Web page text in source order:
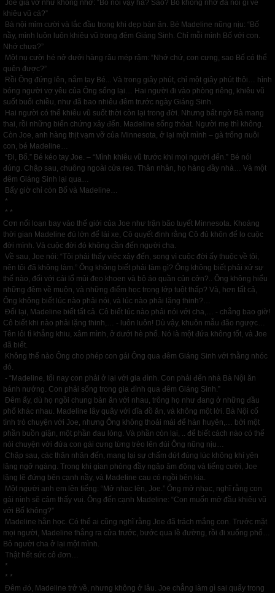
Joe giả vờ như không nhớ: “Bố nói vậy hả? Sao? Bố không nhớ đã nói gì về
khiêu vũ cả?”
Bà nội mỉm cười và lắc đầu trong khi dẹp bàn ăn. Bé Madeline nũng nịu: “Bố
nầy, mình luôn luôn khiêu vũ trong đêm Giáng Sinh. Chỉ mỗi mình Bố với con.
Nhớ chưa?”
Một nụ cười hé nở dưới hàng râu mép rậm: “Nhớ chứ, con cưng, sao Bố có thể
quên được?”
Rồi Ông đứng lên, nắm tay Bé... Và trong giây phút, chỉ một giây phút thôi… hình
bóng người vợ yêu của Ông sống lại… Hai người đi vào phòng riêng, khiêu vũ
suốt buổi chiều, như đã bao nhiêu đêm trước ngày Giáng Sinh.
Hai người có thể khiêu vũ suốt thời còn lại trong đời. Nhưng bất ngờ Bà mang
thai, rồi những biến chứng xảy đến. Madeline sống thóat. Người mẹ thì không.
Còn Joe, anh hàng thịt vạm vỡ của Minnesota, ở lại một mình – gà trống nuôi
con, bé Madeline…
“Đi, Bố.” Bé kéo tay Joe. – “Mình khiêu vũ trước khi mọi người đến.” Bé nói
đúng. Chập sau, chuông ngoài cửa reo. Thân nhân, họ hàng đầy nhà… Và một
đêm Giáng Sinh lại qua…
Bấy giờ chỉ còn Bố và Madeline…
*
* *
Cơn nổi loạn bay vào thế giới của Joe như trận bão tuyết Minnesota. Khoảng
thời gian Madeline đủ lớn để lái xe, Cô quyết định rằng Cô đủ khôn để lo cuộc
đời mình. Và cuộc đời đó không cần đến người cha.
Về sau, Joe nói: “Tôi phải thấy việc xảy đến, song vì cuộc đời ấy thuộc về tôi,
nên tôi đã không làm.” Ông không biết phải làm gì? Ông không biết phải xử sự
thế nào, đối với cái lổ mủi đeo khoen và bộ áo quần củn cởn?.. Ông không hiểu
những đêm về muộn, và những điểm học trong lớp tuột thấp? Và, hơn tất cả,
Ông không biết lúc nào phải nói, và lúc nào phải lặng thinh?…
Đối lại, Madeline biết tất cả. Cô biết lúc nào phải nói với cha,… - chẳng bao giờ!
Cô biết khi nào phải lặng thinh,… - luôn luôn! Dù vậy, khuôn mẫu đão ngược…
Tên lỏi tì khẳng khiu, xâm mình, ở dưới hè phố. Nó là một đứa không tốt, và Joe
đã biết.
Không thể nào Ông cho phép con gái Ông qua đêm Giáng Sinh với thằng nhóc
đó.
- “Madeline, tối nay con phải ở lại với gia đình. Con phải đến nhà Bà Nội ăn
bánh nướng. Con phải sống trong gia đình qua đêm Giáng Sinh.”
Đêm ấy, dù họ ngồi chung bàn ăn với nhau, trông họ như đang ở những đầu
phố khác nhau. Madeline lây quây với dĩa đồ ăn, và không một lời. Bà Nội cố
tình trò chuyện với Joe, nhưng Ông không thoải mái để hàn huyên,… bởi một
phần buồn giận, một phần đau lòng. Và phần còn lại, .. để biết cách nào có thể
nói chuyện với đứa con gái cưng từng trèo lên đùi Ông nũng nịu…
Chập sau, các thân nhân đến, mang lại sự chấm dứt đúng lúc không khí yên
lặng ngỡ ngàng. Trong khi gian phòng đầy ngập âm động và tiếng cười, Joe
lặng lẽ đứng bên cạnh nầy, và Madeline cau có ngồi bên kia.
Một người anh em lên tiếng: “Mở nhạc lên, Joe.” Ông mở nhạc, nghĩ rằng con
gái nình sẽ cảm thấy vui. Ông đến cạnh Madeline: “Con muốn mở đầu khiêu vũ
với Bố không?”
Madeline hằn học. Có thể ai cũng nghĩ rằng Joe đã trách mắng con. Trước mặt
mọi người, Madeline thẳng ra cửa trước, bước qua lề đường, rồi đi xuống phố…
Bỏ người cha ở lại một mình.
Thật hết sức cô đơn…
*
* *
Đêm đó, Madeline trở về, nhưng không ở lâu. Joe chẳng làm gì sai quấy trong